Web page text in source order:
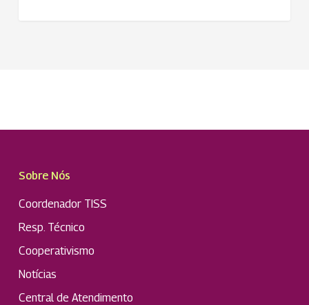
Sobre Nós
Coordenador TISS
Resp. Técnico
Cooperativismo
Notícias
Central de Atendimento